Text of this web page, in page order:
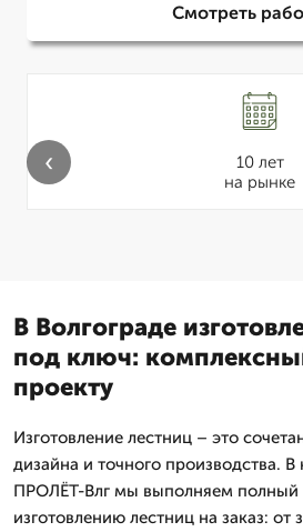
Смотреть
10 лет
на рынке
‹
В Волгограде
под ключ:
проекту
Изготовление лестниц – это
дизайна и точного производства.
ПРОЛЁТ-Влг мы выполняем полный
изготовлению лестниц на заказ: от